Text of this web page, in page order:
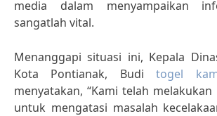
media dalam menyampaikan
sangatlah vital.
Menanggapi situasi ini, Kepala
Kota Pontianak, Buditogel
menyatakan, “Kami telah
untuk mengatasi masalah